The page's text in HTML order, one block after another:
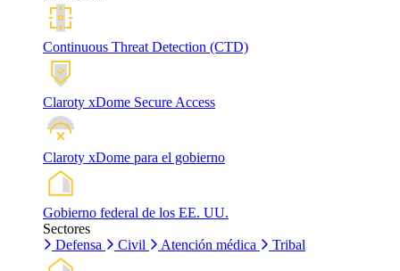
Continuous Threat Detection (CTD)
Claroty xDome Secure Access
Claroty xDome para el gobierno
Gobierno federal de los EE. UU.
Sectores
Defensa
Civil Atención médica Tribal